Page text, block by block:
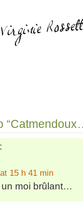
15 h 41 min
moi brûlant…